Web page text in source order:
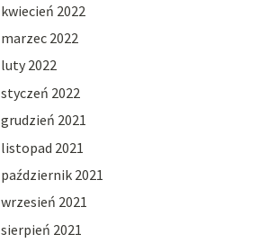
kwiecień 2022
marzec 2022
luty 2022
styczeń 2022
grudzień 2021
listopad 2021
październik 2021
wrzesień 2021
sierpień 2021